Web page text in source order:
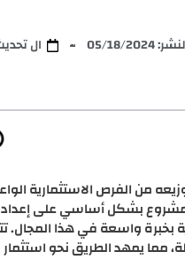
05/18/2024 ال تحديث: 09/
من الفرص الاستثمارية
بشكل أساسي على
واسعة في هذا المجال.
مما يمهد الطريق نحو